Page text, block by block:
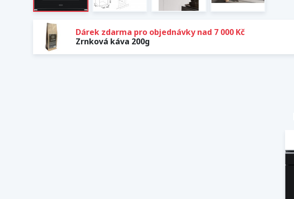
Dárek zdarma pro objednávky nad 7 000 Kč
Zrnková káva 200g